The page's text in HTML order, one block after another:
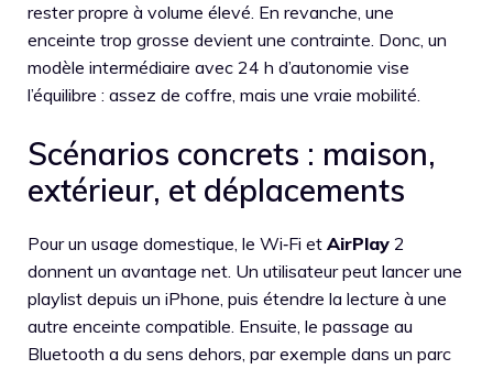
rester propre à volume élevé. En revanche, une
enceinte trop grosse devient une contrainte. Donc, un
modèle intermédiaire avec 24 h d’autonomie vise
l’équilibre : assez de coffre, mais une vraie mobilité.
Scénarios concrets : maison,
extérieur, et déplacements
Pour un usage domestique, le Wi‑Fi et AirPlay 2
donnent un avantage net. Un utilisateur peut lancer une
playlist depuis un iPhone, puis étendre la lecture à une
autre enceinte compatible. Ensuite, le passage au
Bluetooth a du sens dehors, par exemple dans un parc